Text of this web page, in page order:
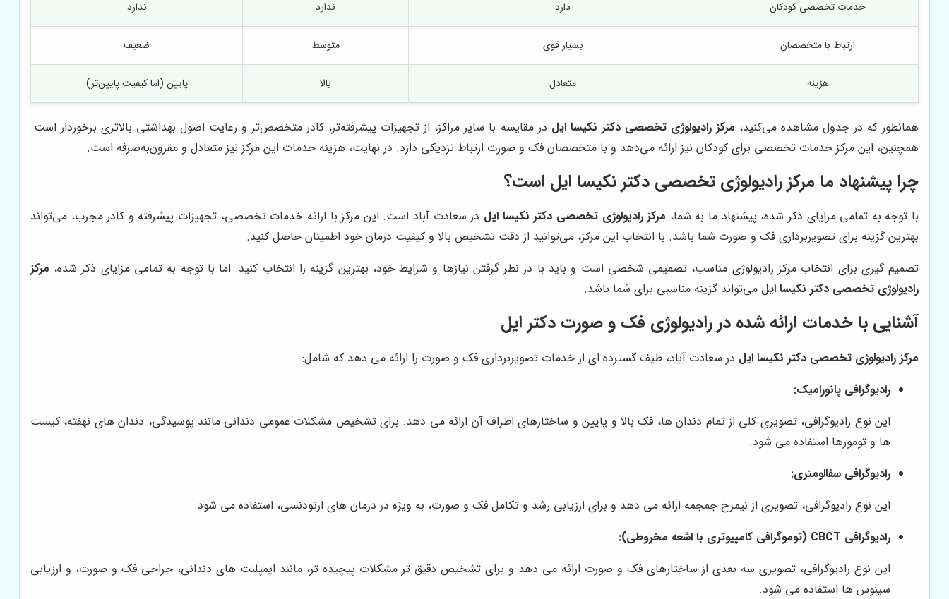
خدمات تخصصی کودکان دارد ندارد ندارد
ارتباط با متخصصان بسیار قوی متوسط ضعیف
هزینه متعادل بالا پایین (اما کیفیت پایین‌تر)
همانطور که در جدول مشاهده می‌کنید، مرکز رادیولوژی تخصصی دکتر نکیسا ایل در مقایسه با سایر مراکز، از تجهیزات پیشرفته‌تر، کادر متخصص‌تر و رعایت اصول بهداشتی بالاتری برخوردار است.
همچنین، این مرکز خدمات تخصصی برای کودکان نیز ارائه می‌دهد و با متخصصان فک و صورت ارتباط نزدیکی دارد. در نهایت، هزینه خدمات این مرکز نیز متعادل و مقرون‌به‌صرفه است.
چرا پیشنهاد ما مرکز رادیولوژی تخصصی دکتر نکیسا ایل است؟
با توجه به تمامی مزایای ذکر شده، پیشنهاد ما به شما، مرکز رادیولوژی تخصصی دکتر نکیسا ایل در سعادت آباد است. این مرکز با ارائه خدمات تخصصی، تجهیزات پیشرفته و کادر مجرب، می‌تواند
بهترین گزینه برای تصویربرداری فک و صورت شما باشد. با انتخاب این مرکز، می‌توانید از دقت تشخیص بالا و کیفیت درمان خود اطمینان حاصل کنید.
تصمیم گیری برای انتخاب مرکز رادیولوژی مناسب، تصمیمی شخصی است و باید با در نظر گرفتن نیازها و شرایط خود، بهترین گزینه را انتخاب کنید. اما با توجه به تمامی مزایای ذکر شده، مرکز
رادیولوژی تخصصی دکتر نکیسا ایل می‌تواند گزینه مناسبی برای شما باشد.
آشنایی با خدمات ارائه شده در رادیولوژی فک و صورت دکتر ایل
مرکز رادیولوژی تخصصی دکتر نکیسا ایل در سعادت آباد، طیف گسترده ای از خدمات تصویربرداری فک و صورت را ارائه می دهد که شامل:
رادیوگرافی پانورامیک:
این نوع رادیوگرافی، تصویری کلی از تمام دندان ها، فک بالا و پایین و ساختارهای اطراف آن ارائه می دهد. برای تشخیص مشکلات عمومی دندانی مانند پوسیدگی، دندان های نهفته، کیست
ها و تومورها استفاده می شود.
رادیوگرافی سفالومتری:
این نوع رادیوگرافی، تصویری از نیمرخ جمجمه ارائه می دهد و برای ارزیابی رشد و تکامل فک و صورت، به ویژه در درمان های ارتودنسی، استفاده می شود.
رادیوگرافی CBCT (توموگرافی کامپیوتری با اشعه مخروطی):
این نوع رادیوگرافی، تصویری سه بعدی از ساختارهای فک و صورت ارائه می دهد و برای تشخیص دقیق تر مشکلات پیچیده تر، مانند ایمپلنت های دندانی، جراحی فک و صورت، و ارزیابی
سینوس ها استفاده می شود.